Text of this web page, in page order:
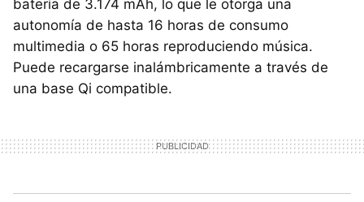
batería de 3.174 mAh, lo que le otorga una
autonomía de hasta 16 horas de consumo
multimedia o 65 horas reproduciendo música.
Puede recargarse inalámbricamente a través de
una base Qi compatible.